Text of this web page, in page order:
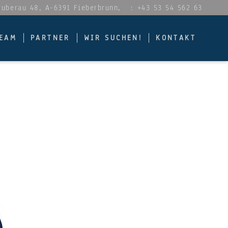
48, A-6391 Fieberbrunn, : +43 53 54 562 63
PARTNER WIR SUCHEN! KONTAKT